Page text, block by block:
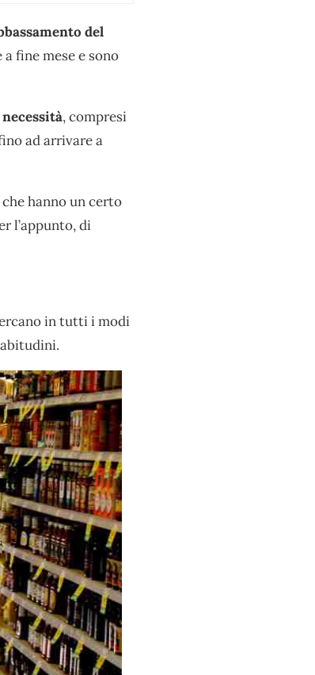
del
fine mese e sono
, compresi
ad arrivare a
hanno un certo
l’appunto, di
in tutti i modi